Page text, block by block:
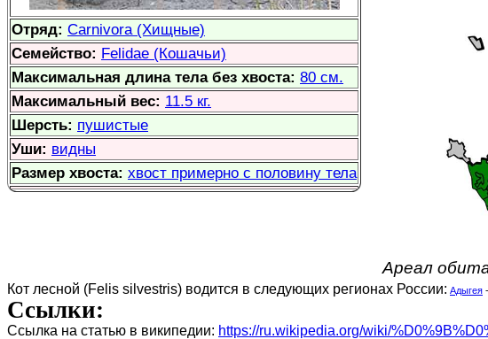
Отряд: Carnivora (Хищные)
Семейство: Felidae (Кошачьи)
Максимальная длина тела без хвоста: 80 см.
Максимальный вес: 11.5 кг.
Шерсть: пушистые
Уши: видны
Размер хвоста: хвост примерно с половину тела
Ареал
Кот лесной (Felis silvestris) водится в следующих регионах России: Адыгея -
Ссылки:
Ссылка на статью в википедии: https://ru.wikipedia.org/wiki/